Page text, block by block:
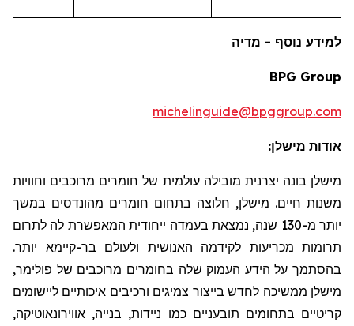
למידע נוסף - מדיה
BPG Group
michelinguide@bpggroup.com
אודות מישלן:
מישלן בונה יצרנית מובילה עולמית של חומרים מרוכבים וחוויות
משנות חיים. מישלן, חלוצה בתחום חומרים מהונדסים במשך
יותר מ-130 שנה, נמצאת בעמדה ייחודית המאפשרת לה לתרום
תרומות מכריעות לקידמה האנושית ולעולם בר-קיימא יותר.
בהסתמך על הידע העמוק שלה בחומרים מרוכבים של פולימר,
מישלן ממשיכה לחדש בייצור צמיגים ורכיבים איכותיים ליישומים
קריטיים בתחומים תובעניים כמו ניידות, בנייה, אווירונאוטיקה,